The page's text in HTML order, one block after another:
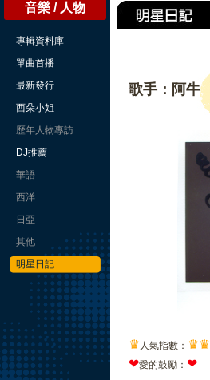
音樂 / 人物
專輯資料庫
單曲首播
最新發行
西朵小姐
歷年人物專訪
DJ推薦
華語
西洋
日亞
其他
明星日記
歌手：阿牛
♛ 人氣指數： ♛♛
❤愛的鼓勵： ❤